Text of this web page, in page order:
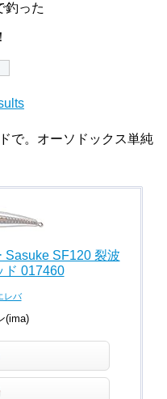
釣った
で。オーソドックス単純
Sasuke SF120 裂波
ド 017460
レバ
(ima)